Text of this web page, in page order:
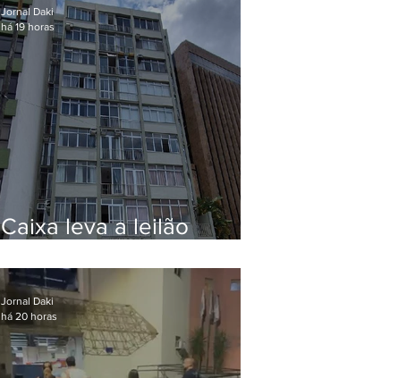
Caixa leva a leilão
Bolsonaro em Botafogo
Jornal Daki
há 19 horas
Jornal Daki
há 20 horas